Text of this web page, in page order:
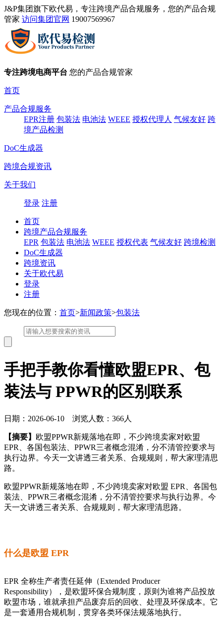
J&P集团旗下欧代易，专注跨境产品合规服务，您的产品合规
管家 访问集团官网 19007569967
专注跨境电商平台 您的产品合规管家
首页
产品合规服务
EPR注册 包装法 电池法 WEEE 授权代理人 气候友好 跨
境产品检测
DoC生成器
跨境合规资讯
关于我们
登录 注册
首页
跨境产品合规服务
EPR 包装法 电池法 WEEE 授权代表 气候友好 跨境检测
DoC生成器
跨境资讯
关于欧代易
登录
注册
您现在的位置： 首页>新闻政策>包装法
手把手教你看懂欧盟EPR、包
装法与 PPWR的区别联系
日期：2026-06-10 浏览人数：366人
【摘要】 欧盟PPWR新规落地在即，不少跨境卖家对欧盟
EPR、各国包装法、PPWR三者概念混淆，分不清管控要求与
执行边界。今天一文讲透三者关系、合规规则，帮大家理清思
路。
欧盟PPWR新规落地在即，不少跨境卖家对欧盟 EPR、各国包
装法、PPWR三者概念混淆，分不清管控要求与执行边界。今
天一文讲透三者关系、合规规则，帮大家理清思路。
什么是欧盟 EPR
EPR 全称生产者责任延伸（Extended Producer
Responsibility），是欧盟环保合规制度，原则为谁将产品投放
欧盟市场，谁就承担产品废弃后的回收、处理及环保成本。它
是一套通用合规机制，贯穿各类环保法规落地执行。